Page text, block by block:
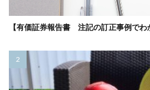
【有価証券報告書 注記の訂正事例でわ